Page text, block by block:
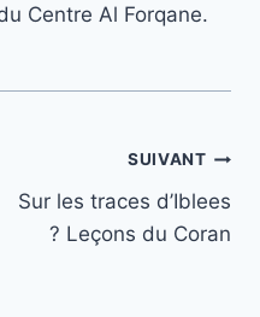
Centre Al Forqane.
SUIVANT
Sur les traces d’Iblees
? Leçons du Coran